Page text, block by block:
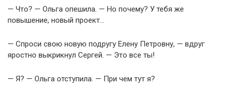
— Что? — Ольга опешила. — Но почему? У тебя же
повышение, новый проект…
— Спроси свою новую подругу Елену Петровну, — вдруг
яростно выкрикнул Сергей. — Это все ты!
— Я? — Ольга отступила. — При чем тут я?